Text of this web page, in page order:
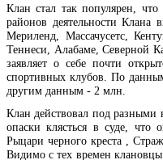
Клан стал так популярен,
районов деятельности
Мериленд, Массачусетс,
Теннеси, Алабаме, Северной
заявляет о себе почти
спортивных клубов. По
другим данным - 2 млн.
Клан действовал под
опаски клясться в суде, что
Рыцари черного креста ,
Видимо с тех времен